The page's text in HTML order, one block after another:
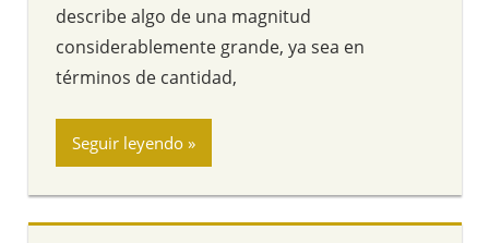
describe algo de una magnitud
considerablemente grande, ya sea en
términos de cantidad,
Seguir leyendo